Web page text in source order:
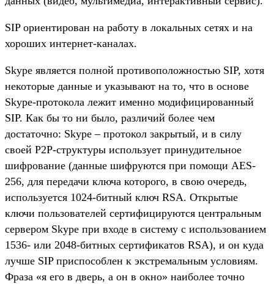
SIP ориентирован на работу в локальных сетях и на
хороших интернет-каналах.
Skype является полной противоположностью SIP, хотя
некоторые данные и указывают на то, что в основе
Skype-протокола лежит именно модифицированный
SIP. Как бы то ни было, различий более чем
достаточно: Skype – протокол закрытый, и в силу
своей P2P-структуры использует принудительное
шифрование (данные шифруются при помощи AES-
256, для передачи ключа которого, в свою очередь,
используется 1024-битный ключ RSA. Открытые
ключи пользователей сертифицируются центральным
сервером Skype при входе в систему с использованием
1536- или 2048-битных сертификатов RSA), и он куда
лучше SIP приспособлен к экстремальным условиям.
Фраза «я его в дверь, а он в окно» наиболее точно